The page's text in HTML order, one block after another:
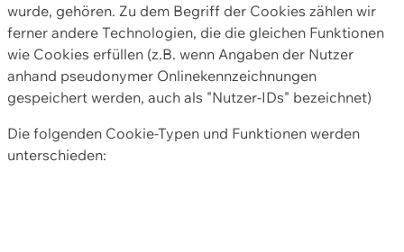
wurde, gehören. Zu dem Begriff der Cookies zählen wir
ferner andere Technologien, die die gleichen Funktionen
wie Cookies erfüllen (z.B. wenn Angaben der Nutzer
anhand pseudonymer Onlinekennzeichnungen
gespeichert werden, auch als "Nutzer-IDs" bezeichnet)
Die folgenden Cookie-Typen und Funktionen werden
unterschieden: